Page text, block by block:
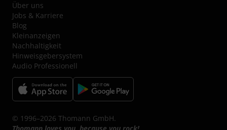
Über uns
Jobs & Karriere
Blog
Kleinanzeigen
Nachhaltigkeit
Hinweisgebersystem
Audio Professionell
© 1996–2026 Thomann GmbH.